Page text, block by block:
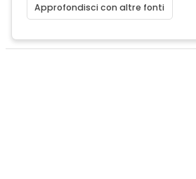
Approfondisci con altre fonti